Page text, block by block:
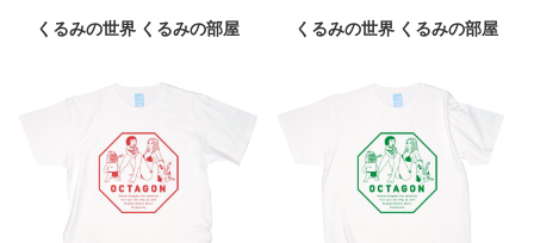
くるみの世界 くるみの部屋 くるみの世界 くるみの部屋